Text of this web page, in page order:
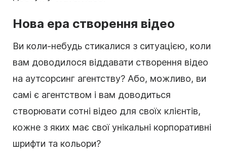
Нова ера створення відео
Ви коли-небудь стикалися з ситуацією, коли
вам доводилося віддавати створення відео
на аутсорсинг агентству? Або, можливо, ви
самі є агентством і вам доводиться
створювати сотні відео для своїх клієнтів,
кожне з яких має свої унікальні корпоративні
шрифти та кольори?